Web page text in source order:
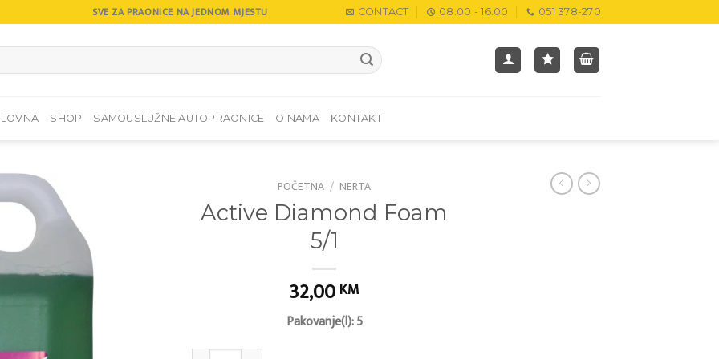
SVE ZA PRAONICE NA JEDNOM MJESTU CONTACT 08:00 - 16:00 051 378-270
SHOP SAMOUSLUŽNE AUTOPRAONICE O NAMA KONTAKT
Add to
wishlist
POČETNA / NERTA
Active Diamond Foam
5/1
32,00 KM
Pakovanje(l): 5